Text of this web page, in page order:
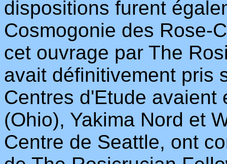
dispositions furent
Cosmogonie des Rose-
cet ouvrage par The
avait définitivement pris
Centres d'Etude avaient
(Ohio), Yakima Nord et
Centre de Seattle, ont